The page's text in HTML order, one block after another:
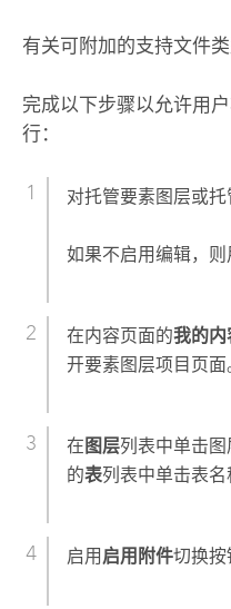
有关可附加的支持文件
完成以下步骤以允许用
行：
对托管要素图层或托
如果不启用编辑，则
在内容页面的我的内
开要素图层项目页面
在 图层列表中单击
的表列表中单击表名
启用 启用附件切换按